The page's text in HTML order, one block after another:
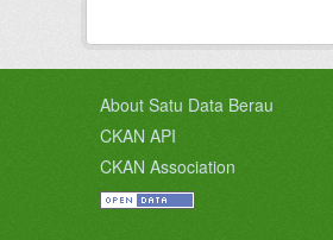
About Satu Data Berau
CKAN API
CKAN Association